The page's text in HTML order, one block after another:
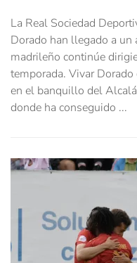
La Real Sociedad
Dorado han llegado a un
madrileño continúe
temporada. Vivar
en el banquillo del
donde ha conseguido ...